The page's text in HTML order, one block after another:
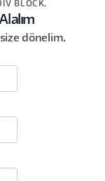
BLOCK.
dönelim.